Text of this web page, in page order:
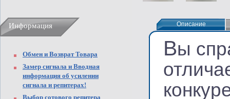
Информация
Обмен и Возврат Товара
Замер сигнала и Вводная
информация об усилении
сигнала и репитерах!
Выбор сотового репитера
Описание
Описание
Вы